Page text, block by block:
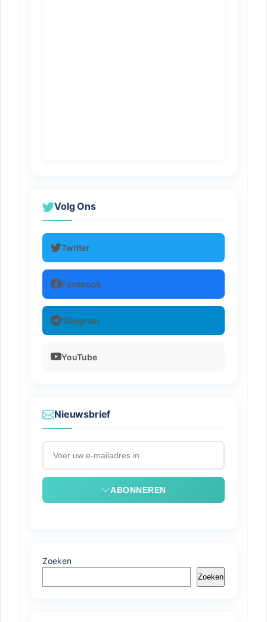
Volg Ons
Twitter
Facebook
Telegram
YouTube
Nieuwsbrief
ABONNEREN
Zoeken
Zoeken